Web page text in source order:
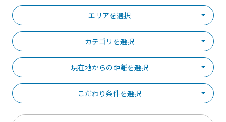
エリアを選択
カテゴリを選択
現在地からの距離を選択
こだわり条件を選択